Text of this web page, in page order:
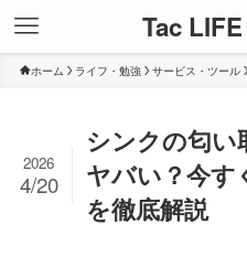
Tac
ホーム ライフ・勉強 サービス・ツール
シンクの匂い
ヤバい？今す
を徹底解説
2026
4/20